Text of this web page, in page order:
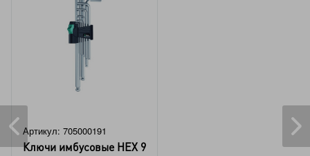
Артикул: 705000191
Ключи имбусовые HEX 9